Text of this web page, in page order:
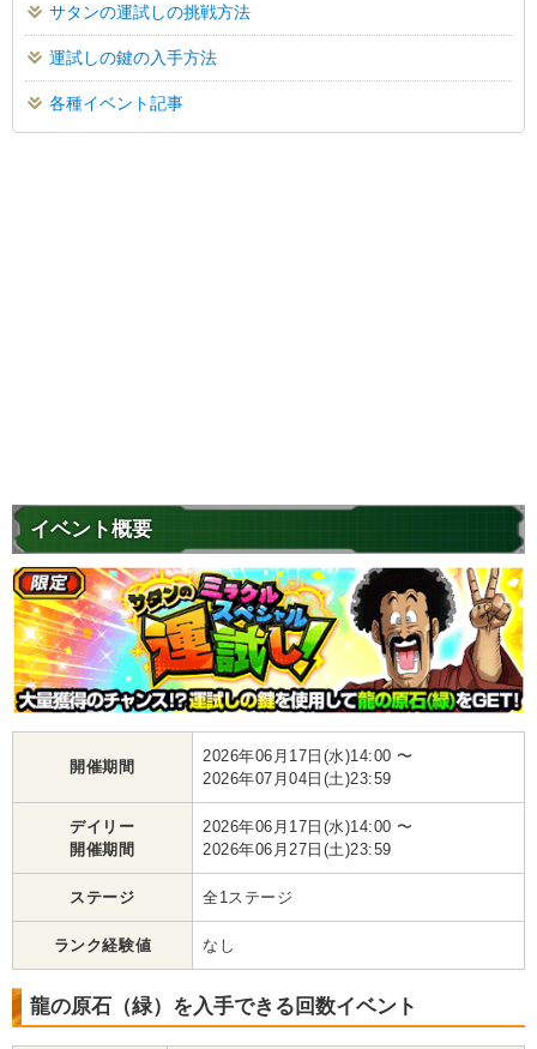
サタンの運試しの挑戦方法
運試しの鍵の入手方法
各種イベント記事
イベント概要
開催期間
2026年06月17日(水)14:00 〜
2026年07月04日(土)23:59
デイリー
開催期間
2026年06月17日(水)14:00 〜
2026年06月27日(土)23:59
ステージ 全1ステージ
ランク経験値 なし
龍の原石（緑）を入手できる回数イベント